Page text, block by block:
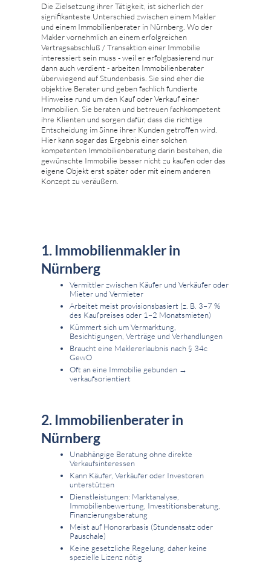
Die Zielsetzung ihrer Tätigkeit, ist sicherlich der
signifikanteste Unterschied zwischen einem Makler
und einem Immobilienberater in Nürnberg. Wo der
Makler vornehmlich an einem erfolgreichen
Vertragsabschluß / Transaktion einer Immobilie
interessiert sein muss - weil er erfolgbasierend nur
dann auch verdient - arbeiten Immobilienberater
überwiegend auf Stundenbasis. Sie sind eher die
objektive Berater und geben fachlich fundierte
Hinweise rund um den Kauf oder Verkauf einer
Immobilien. Sie beraten und betreuen fachkompetent
ihre Klienten und sorgen dafür, dass die richtige
Entscheidung im Sinne ihrer Kunden getroffen wird.
Hier kann sogar das Ergebnis einer solchen
kompetenten Immobilienberatung darin bestehen, die
gewünschte Immobilie besser nicht zu kaufen oder das
eigene Objekt erst später oder mit einem anderen
Konzept zu veräußern.
1. Immobilienmakler in
Nürnberg
Vermittler zwischen Käufer und Verkäufer oder
Mieter und Vermieter
Arbeitet meist provisionsbasiert (z. B. 3–7 %
des Kaufpreises oder 1–2 Monatsmieten)
Kümmert sich um Vermarktung,
Besichtigungen, Verträge und Verhandlungen
Braucht eine Maklererlaubnis nach § 34c
GewO
Oft an eine Immobilie gebunden →
verkaufsorientiert
2. Immobilienberater in
Nürnberg
Unabhängige Beratung ohne direkte
Verkaufsinteressen
Kann Käufer, Verkäufer oder Investoren
unterstützen
Dienstleistungen: Marktanalyse,
Immobilienbewertung, Investitionsberatung,
Finanzierungsberatung
Meist auf Honorarbasis (Stundensatz oder
Pauschale)
Keine gesetzliche Regelung, daher keine
spezielle Lizenz nötig